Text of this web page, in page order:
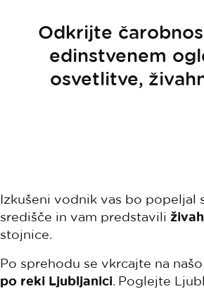
Odkrijte
edinstvenem
osvetlitve,
Izkušeni vodnik vas bo popeljal
središče in vam predstavili
stojnice.
Po sprehodu se vkrcajte na našo
po reki Ljubljanici. Poglejte